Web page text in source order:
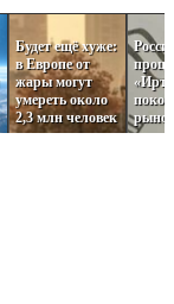
Будет ещё хуже:
в Европе от
жары могут
умереть около
2,3 млн человек